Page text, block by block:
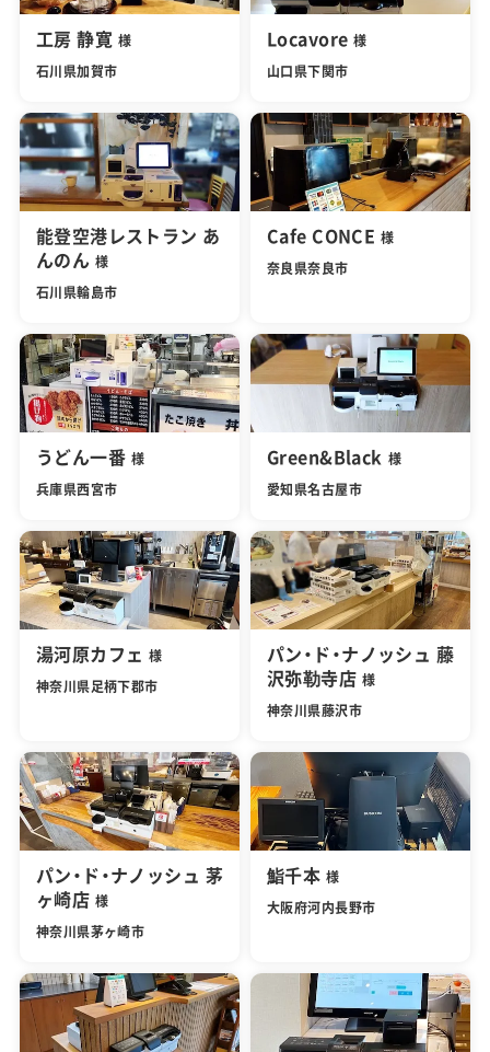
工房 静寛 様
石川県加賀市
Locavore 様
山口県下関市
能登空港レストラン あ
んのん 様
石川県輪島市
Cafe CONCE 様
奈良県奈良市
うどん一番 様
兵庫県西宮市
Green&Black 様
愛知県名古屋市
湯河原カフェ 様
神奈川県足柄下郡市
パン・ド・ナノッシュ 藤
沢弥勒寺店 様
神奈川県藤沢市
パン・ド・ナノッシュ 茅
ヶ崎店 様
神奈川県茅ヶ崎市
鮨千本 様
大阪府河内長野市